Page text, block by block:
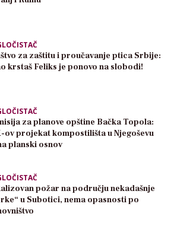
za zaštitu i proučavanje ptica Srbije:
krstaš Feliks je ponovo na slobodi!
za planove opštine Bačka Topola:
ov projekat kompostilišta u Njegoševu
planski osnov
požar na području nekadašnje
u Subotici, nema opasnosti po